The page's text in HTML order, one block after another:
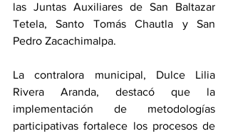
las Juntas Auxiliares de San Baltazar
Tetela, Santo Tomás Chautla y San
Pedro Zacachimalpa.
La contralora municipal, Dulce Lilia
Rivera Aranda, destacó que la
implementación de metodologías
participativas fortalece los procesos de